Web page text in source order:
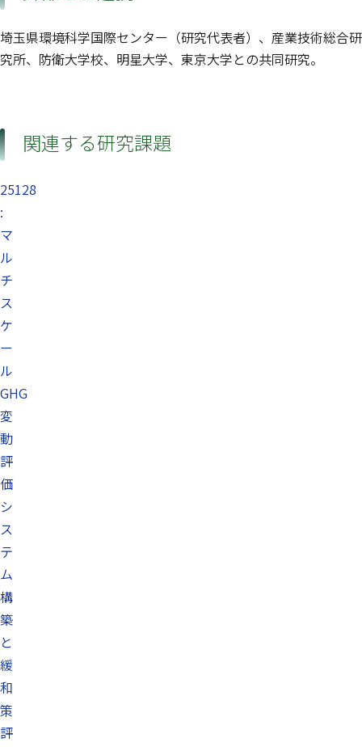
埼玉県環境科学国際センター（研究代表者）、産業技術総合研
究所、防衛大学校、明星大学、東京大学との共同研究。
関連する研究課題
25128
:
マ
ル
チ
ス
ケ
ー
ル
GHG
変
動
評
価
シ
ス
テ
ム
構
築
と
緩
和
策
評